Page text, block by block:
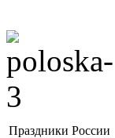
Праздники России